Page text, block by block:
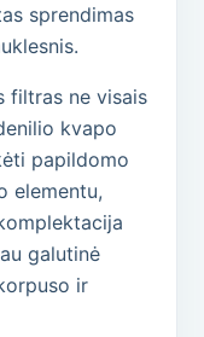
sprendimas
filtras ne visais
kvapo
papildomo
elementu,
galutinė
ir